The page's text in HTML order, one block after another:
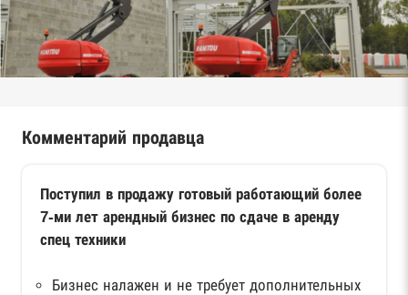
Комментарий продавца
Поступил в продажу готовый работающий более
7-ми лет арендный бизнес по сдаче в аренду
спец техники
Бизнес налажен и не требует дополнительных